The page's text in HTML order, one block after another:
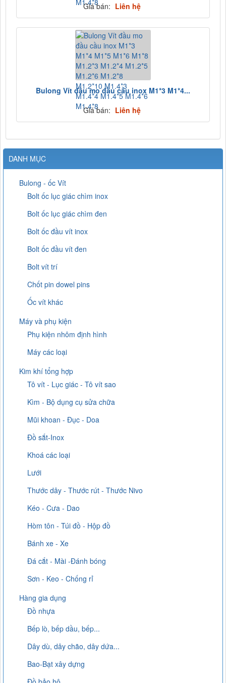
Giá bán: Liên hệ
Bulong Vít đầu mo đầu cầu inox M1*3 M1*4...
Giá bán: Liên hệ
DANH MỤC
Bulong - ốc Vít
Bolt ốc lục giác chìm inox
Bolt ốc lục giác chìm đen
Bolt ốc đầu vít inox
Bolt ốc đầu vít đen
Bolt vít trí
Chốt pin dowel pins
Ốc vít khác
Máy và phụ kiện
Phụ kiện nhôm định hình
Máy các loại
Kim khí tổng hợp
Tô vít - Lục giác - Tô vít sao
Kìm - Bộ dụng cụ sửa chữa
Mũi khoan - Đục - Doa
Đồ sắt-Inox
Khoá các loại
Lưới
Thước dây - Thước rút - Thước Nivo
Kéo - Cưa - Dao
Hòm tôn - Túi đồ - Hộp đồ
Bánh xe - Xe
Đá cắt - Mài -Đánh bóng
Sơn - Keo - Chống rỉ
Hàng gia dụng
Đồ nhựa
Bếp lò, bếp dầu, bếp...
Dây dù, dây chão, dây dứa...
Bao-Bạt xây dựng